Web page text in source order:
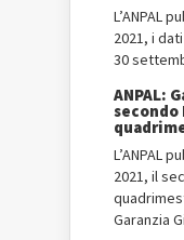
L’ANPAL
2021, i
30
ANPAL:
secondo
L’ANPAL
2021, il
Garanzia